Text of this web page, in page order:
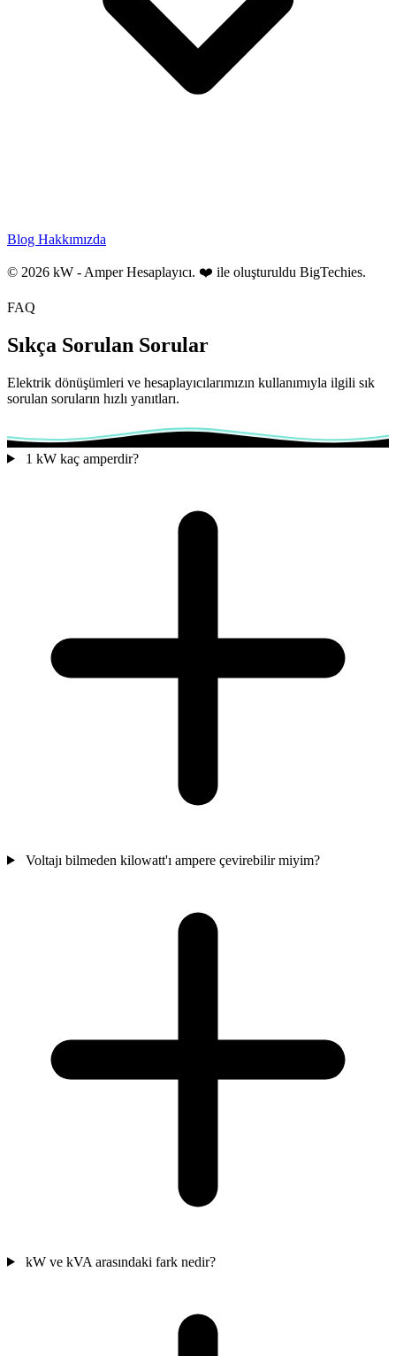
Blog Hakkımızda
© 2026 kW - Amper Hesaplayıcı. ❤️ ile oluşturuldu BigTechies.
FAQ
Sıkça Sorulan Sorular
Elektrik dönüşümleri ve hesaplayıcılarımızın kullanımıyla ilgili sık
sorulan soruların hızlı yanıtları.
1 kW kaç amperdir?
Voltajı bilmeden kilowatt'ı ampere çevirebilir miyim?
kW ve kVA arasındaki fark nedir?